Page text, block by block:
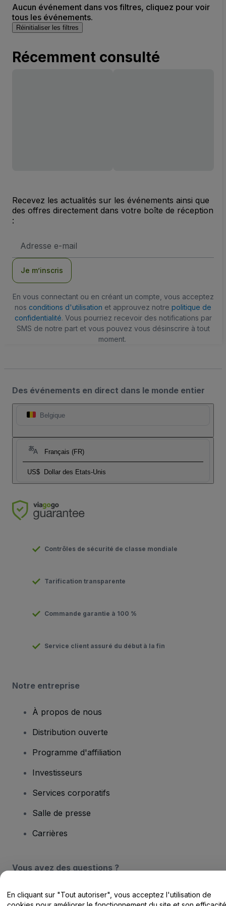
Aucun événement dans vos filtres, cliquez pour voir
tous les événements.
Réinitialiser les filtres
Récemment consulté
Recevez les actualités sur les événements ainsi que
des offres directement dans votre boîte de réception
:
e-
Je m’inscris
En vous connectant ou en créant un compte, vous acceptez
nos conditions d'utilisation et approuvez notre politique de
confidentialité. Vous pourriez recevoir des notifications par
SMS de notre part et vous pouvez vous désinscrire à tout
moment.
Des événements en direct dans le monde entier
Belgique
Français (FR)
US$ Dollar des Etats-Unis
Contrôles de sécurité de classe mondiale
Tarification transparente
Commande garantie à 100 %
Service client assuré du début à la fin
Notre entreprise
À propos de nous
Distribution ouverte
Programme d'affiliation
Investisseurs
Services corporatifs
Salle de presse
Carrières
Vous avez des questions ?
Centre d'assistance / Nous contacter
En cliquant sur "Tout autoriser", vous acceptez l'utilisation de